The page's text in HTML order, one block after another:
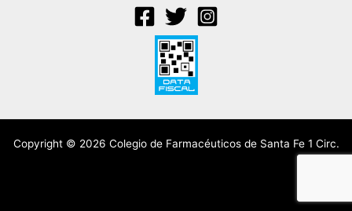
Copyright © 2026 Colegio de Farmacéuticos de Santa Fe 1 Circ.